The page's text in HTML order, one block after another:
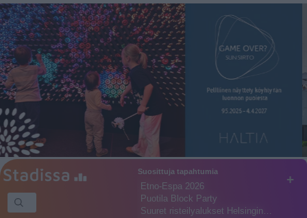
+
Suosittuja tapahtumia
Etno-Espa 2026
Puotila Block Party
Suuret risteilyalukset Helsingin…